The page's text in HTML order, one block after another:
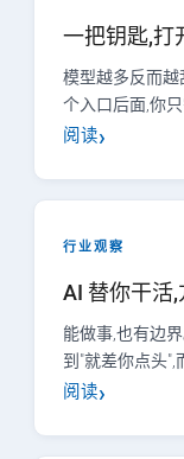
一把钥匙,打
模型越多反而
个入口后面,你
阅读
行业观察
AI 替你干活
能做事,也有边
到"就差你点头",
阅读